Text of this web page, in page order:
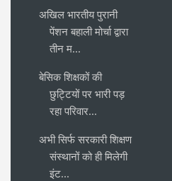
अखिल भारतीय पुरानी
पेंशन बहाली मोर्चा द्वारा
तीन म...
बेसिक शिक्षकों की
छुट्टियों पर भारी पड़
रहा परिवार...
अभी सिर्फ सरकारी शिक्षण
संस्थानों को ही मिलेगी
इंट...